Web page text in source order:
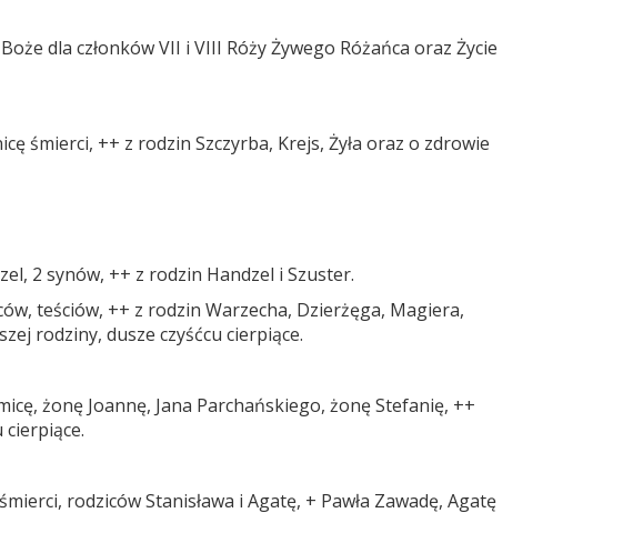
dla członków VII i VIII Róży Żywego Różańca oraz Życie
śmierci, ++ z rodzin Szczyrba, Krejs, Żyła oraz o zdrowie
2 synów, ++ z rodzin Handzel i Szuster.
teściów, ++ z rodzin Warzecha, Dzierżęga, Magiera,
rodziny, dusze czyśćcu cierpiące.
żonę Joannę, Jana Parchańskiego, żonę Stefanię, ++
cierpiące.
rodziców Stanisława i Agatę, + Pawła Zawadę, Agatę